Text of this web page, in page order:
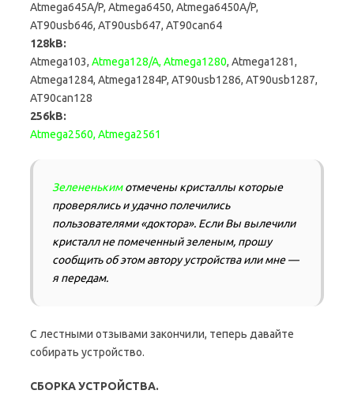
Atmega645A/P, Atmega6450, Atmega6450A/P,
AT90usb646, AT90usb647, AT90can64
128kB:
Atmega103, Atmega128/A, Atmega1280, Atmega1281,
Atmega1284, Atmega1284P, AT90usb1286, AT90usb1287,
AT90can128
256kB:
Atmega2560, Atmega2561
Зелененькимотмечены кристаллы которые
проверялись и удачно полечились
пользователями «доктора». Если Вы вылечили
кристалл не помеченный зеленым, прошу
сообщить об этом автору устройства или мне —
я передам.
С лестными отзывами закончили, теперь давайте
собирать устройство.
СБОРКА УСТРОЙСТВА.